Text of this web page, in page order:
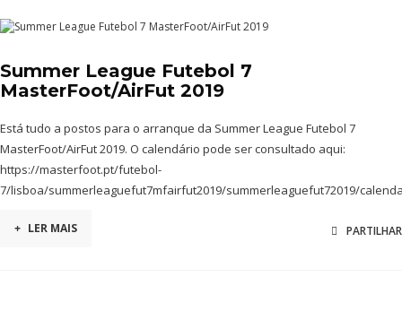
Summer League Futebol 7
MasterFoot/AirFut 2019
Está tudo a postos para o arranque da Summer League Futebol 7
MasterFoot/AirFut 2019. O calendário pode ser consultado aqui:
https://masterfoot.pt/futebol-
7/lisboa/summerleaguefut7mfairfut2019/summerleaguefut72019/
+ LER MAIS PARTILHAR